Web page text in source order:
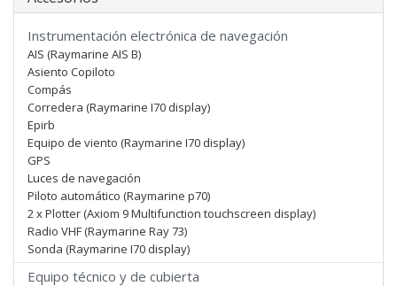
Instrumentación electrónica de navegación
AIS (Raymarine AIS B)
Asiento Copiloto
Compás
Corredera (Raymarine I70 display)
Epirb
Equipo de viento (Raymarine I70 display)
GPS
Luces de navegación
Piloto automático (Raymarine p70)
2 x Plotter (Axiom 9 Multifunction touchscreen display)
Radio VHF (Raymarine Ray 73)
Sonda (Raymarine I70 display)
Equipo técnico y de cubierta